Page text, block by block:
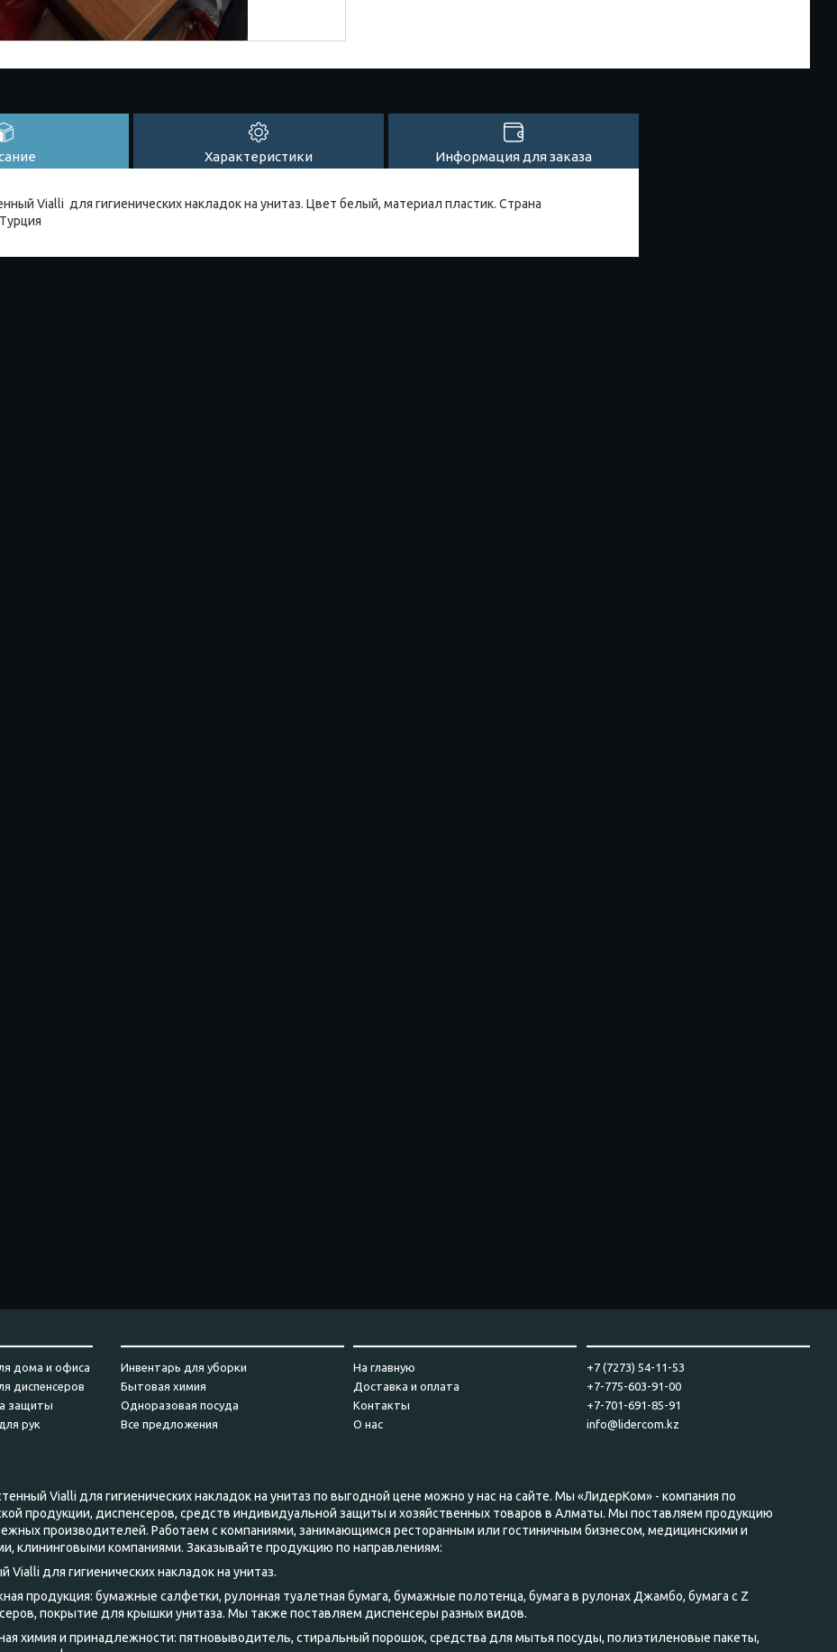
Характеристики Информация для заказа
Vialli для гигиенических накладок на унитаз. Цвет белый, материал пластик. Страна
дома и офиса
диспенсеров
защиты
рук
Инвентарь для уборки
Бытовая химия
Одноразовая посуда
Все предложения
На главную
Доставка и оплата
Контакты
О нас
+7 (7273) 54-11-53
+7-775-603-91-00
+7-701-691-85-91
info@lidercom.kz
Vialli для гигиенических накладок на унитаз по выгодной цене можно у нас на сайте. Мы «ЛидерКом» - компания по
продукции, диспенсеров, средств индивидуальной защиты и хозяйственных товаров в Алматы. Мы поставляем продукцию
производителей. Работаем с компаниями, занимающимся ресторанным или гостиничным бизнесом, медицинскими и
клининговыми компаниями. Заказывайте продукцию по направлениям:
Vialli для гигиенических накладок на унитаз.
продукция: бумажные салфетки, рулонная туалетная бумага, бумажные полотенца, бумага в рулонах Джамбо, бумага с Z
покрытие для крышки унитаза. Мы также поставляем диспенсеры разных видов.
химия и принадлежности: пятновыводитель, стиральный порошок, средства для мытья посуды, полиэтиленовые пакеты,